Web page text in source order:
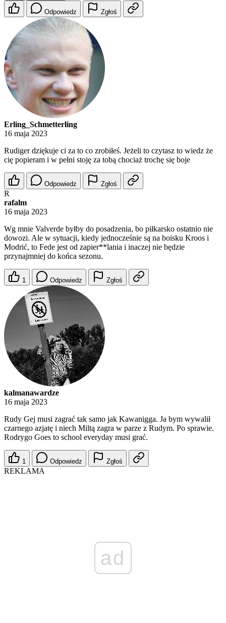
Odpowiedz Zgłoś
Erling_Schmetterling
16 maja 2023
Rudiger dziękuje ci za to co zrobiłeś. Jeżeli to czytasz to wiedz że
cię popieram i w pełni stoję za tobą chociaż trochę się boje
Odpowiedz Zgłoś
R
rafalm
16 maja 2023
Wg mnie Valverde byłby do posadzenia, bo piłkarsko ostatnio nie
dowozi. Ale w sytuacji, kiedy jednocześnie są na boisku Kroos i
Modrić, to Fede jest od zapier**lania i inaczej nie będzie
przynajmniej do końca sezonu.
1 Odpowiedz Zgłoś
kalmanawardze
16 maja 2023
Rudy Gej musi zagrać tak samo jak Kawanigga. Ja bym wywalił
czarnego azjatę i niech Miltą zagra w parze z Rudym. Po sprawie.
Rodrygo Goes to school everyday musi grać.
1 Odpowiedz Zgłoś
REKLAMA
ad